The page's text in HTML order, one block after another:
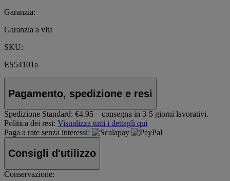
Garanzia:
Garanzia a vita
SKU:
ES54101a
Pagamento, spedizione e resi
Spedizione Standard: €4.95 – consegna in 3-5 giorni lavorativi.
Politica dei resi: Visualizza tutti i dettagli qui
Paga a rate senza interessi:
Consigli d'utilizzo
Conservazione: